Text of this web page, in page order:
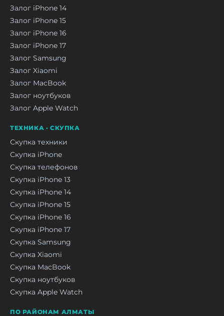
Залог iPhone 14
Залог iPhone 15
Залог iPhone 16
Залог iPhone 17
Залог Samsung
Залог Xiaomi
Залог MacBook
Залог ноутбуков
Залог Apple Watch
ТЕХНИКА · СКУПКА
Скупка техники
Скупка iPhone
Скупка телефонов
Скупка iPhone 13
Скупка iPhone 14
Скупка iPhone 15
Скупка iPhone 16
Скупка iPhone 17
Скупка Samsung
Скупка Xiaomi
Скупка MacBook
Скупка ноутбуков
Скупка Apple Watch
ПО РАЙОНАМ АЛМАТЫ